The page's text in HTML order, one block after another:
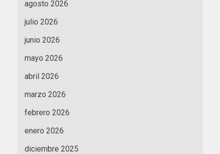
agosto 2026
julio 2026
junio 2026
mayo 2026
abril 2026
marzo 2026
febrero 2026
enero 2026
diciembre 2025